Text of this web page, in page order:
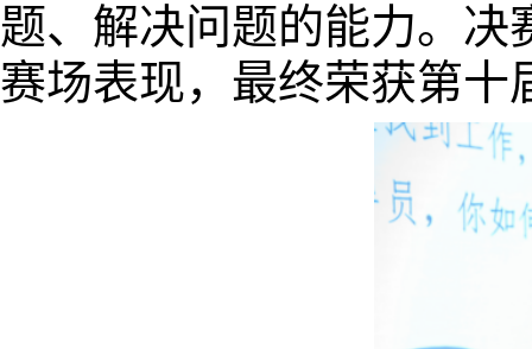
题、解决问题的能力。
赛场表现，最终荣获第十